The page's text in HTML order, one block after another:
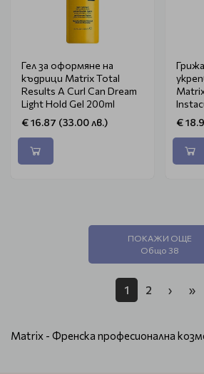
Гел за оформяне на
къдрици Matrix Total
Results A Curl Can Dream
Light Hold Gel 200ml
€ 16.87 (33.00 лв.)
€
ПОКАЖИ ОЩЕ
Общо 38
1 2 › »
Matrix - Френска професионална